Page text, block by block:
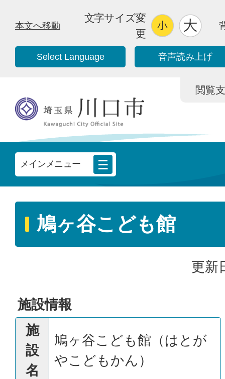
本文へ移動
文字サイズ変
更
Select Language 音声読み上げ
閲覧
メインメニュー
鳩ヶ谷こども館
更新
施設情報
施
設
名
鳩ヶ谷こども館（はとが
やこどもかん）